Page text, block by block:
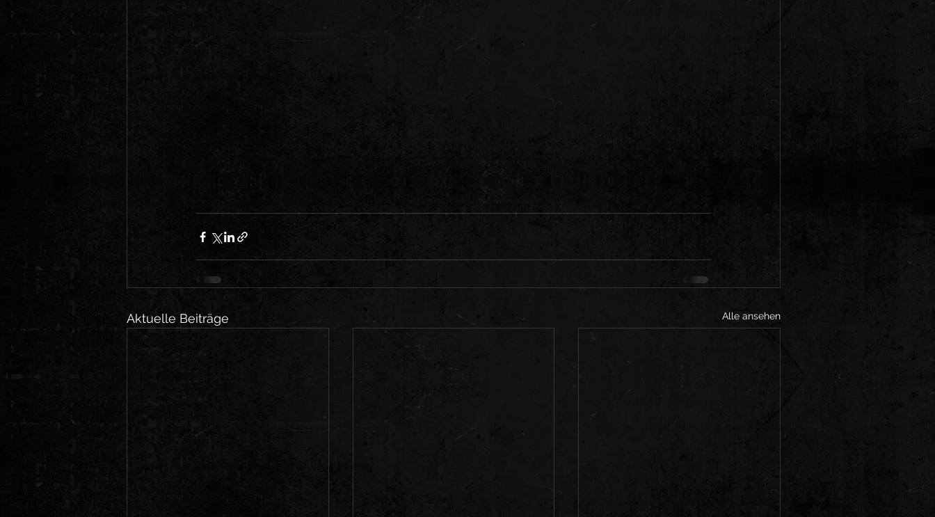
Aktuelle Beiträge Alle ansehen